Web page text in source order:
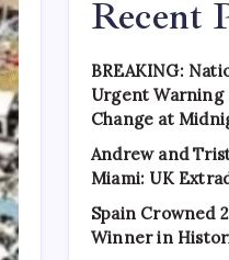
Recent
BREAKING:
Urgent Warning
Change at
Andrew and
Miami: UK
Spain Crowned
Winner in